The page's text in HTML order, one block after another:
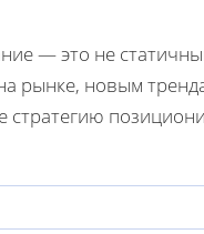
— это не
рынке, новым
стратегию